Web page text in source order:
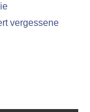
vergessene